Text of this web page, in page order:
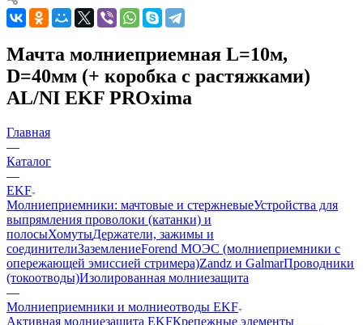
Мачта молниеприемная L=10м,
D=40мм (+ коробка с растяжками)
AL/NI EKF PROxima
Главная
—
Каталог
—
EKF
Молниеприемники: мачтовые и стержневыеУстройства для
выпрямления проволоки (катанки) и
полосыХомутыДержатели, зажимы и
соединителиЗаземлениеForend МОЭС (молниеприемники с
опережающей эмиссией стримера)Zandz и GalmarПроводники
(токоотводы)Изолированная молниезащита
—
Молниеприемники и молниеотводы EKF
Активная молниезащита EKFКрепежные элементы